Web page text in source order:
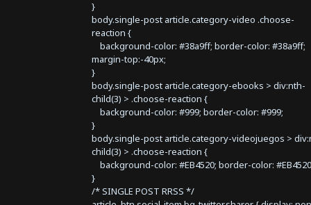
}
body.single-post article.category-video .choose-
reaction {
background-color: #38a9ff; border-color: #38a9ff;
margin-top:-40px;
}
body.single-post article.category-ebooks > div:nth-
child(3) > .choose-reaction {
background-color: #999; border-color: #999;
}
body.single-post article.category-videojuegos >
child(3) > .choose-reaction {
background-color: #EB4520; border-color:
}
/* SINGLE POST RRSS */